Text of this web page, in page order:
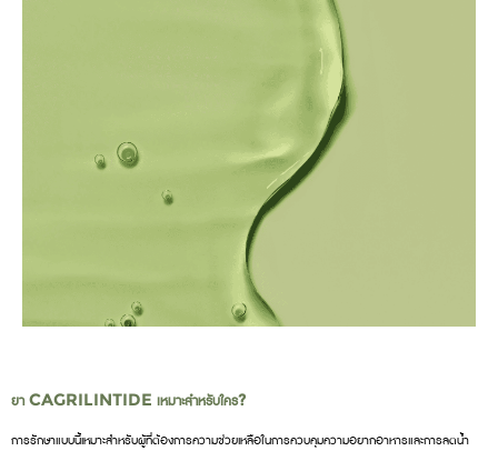
ยา CAGRILINTIDE เหมาะสำหรับใคร?
การรักษาแบบนี้เหมาะสำหรับผู้ที่ต้องการความช่วยเหลือในการควบคุมความอยากอาหารและการลดน้ำ